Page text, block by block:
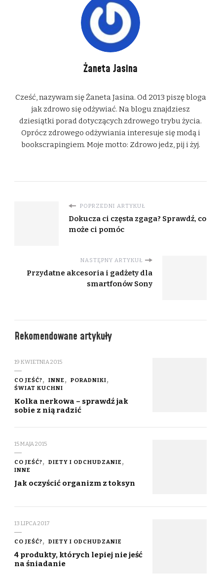
Żaneta Jasina
Cześć, nazywam się Żaneta Jasina. Od 2013 piszę bloga
jak zdrowo się odżywiać. Na blogu znajdziesz
dziesiątki porad dotyczących zdrowego trybu życia.
Oprócz zdrowego odżywiania interesuje się modą i
bookscrapingiem. Moje motto: Zdrowo jedz, pij i żyj.
POPRZEDNI ARTYKUŁ
Dokucza ci częsta zgaga? Sprawdź, co
może ci pomóc
NASTĘPNY ARTYKUŁ
Przydatne akcesoria i gadżety dla
smartfonów Sony
Rekomendowane artykuły
19 KWIETNIA 2015
CO JEŚĆ? INNE
PORADNIKI
ŚWIAT KUCHNI
Kolka nerkowa – sprawdź jak
sobie z nią radzić
15 MAJA 2015
CO JEŚĆ?
DIETY I ODCHUDZANIE
INNE
Jak oczyścić organizm z toksyn
13 LIPCA 2017
CO JEŚĆ? DIETY I ODCHUDZANIE
4 produkty, których lepiej nie jeść
na śniadanie